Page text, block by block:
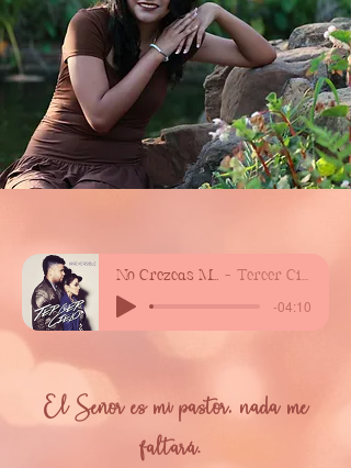
No Crezcas Más Tercer Cielo
-04:10
El Señor es mi pastor, nada me
faltará.